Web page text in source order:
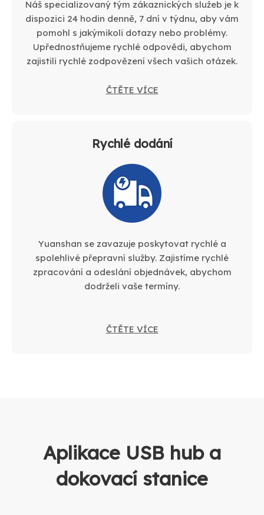
Náš specializovaný tým zákaznických služeb je k
dispozici 24 hodin denně, 7 dní v týdnu, aby vám
pomohl s jakýmikoli dotazy nebo problémy.
Upřednostňujeme rychlé odpovědi, abychom
zajistili rychlé zodpovězení všech vašich otázek.
ČTĚTE VÍCE
Rychlé dodání
Yuanshan se zavazuje poskytovat rychlé a
spolehlivé přepravní služby. Zajistíme rychlé
zpracování a odeslání objednávek, abychom
dodrželi vaše termíny.
ČTĚTE VÍCE
Aplikace USB hub a
dokovací stanice